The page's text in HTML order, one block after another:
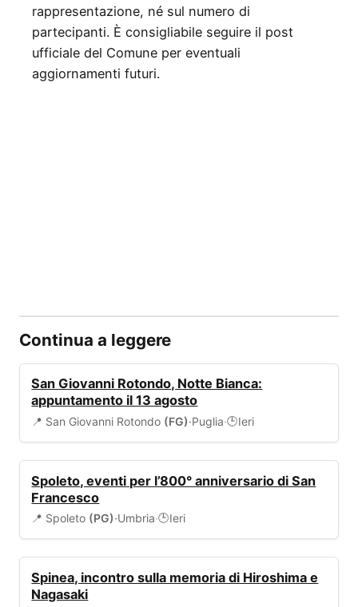
rappresentazione, né sul numero di
partecipanti. È consigliabile seguire il post
ufficiale del Comune per eventuali
aggiornamenti futuri.
Continua a leggere
San Giovanni Rotondo, Notte Bianca:
appuntamento il 13 agosto
📍 San Giovanni Rotondo (FG)·Puglia·🕒Ieri
Spoleto, eventi per l’800° anniversario di San
Francesco
📍 Spoleto (PG)·Umbria·🕒Ieri
Spinea, incontro sulla memoria di Hiroshima e
Nagasaki